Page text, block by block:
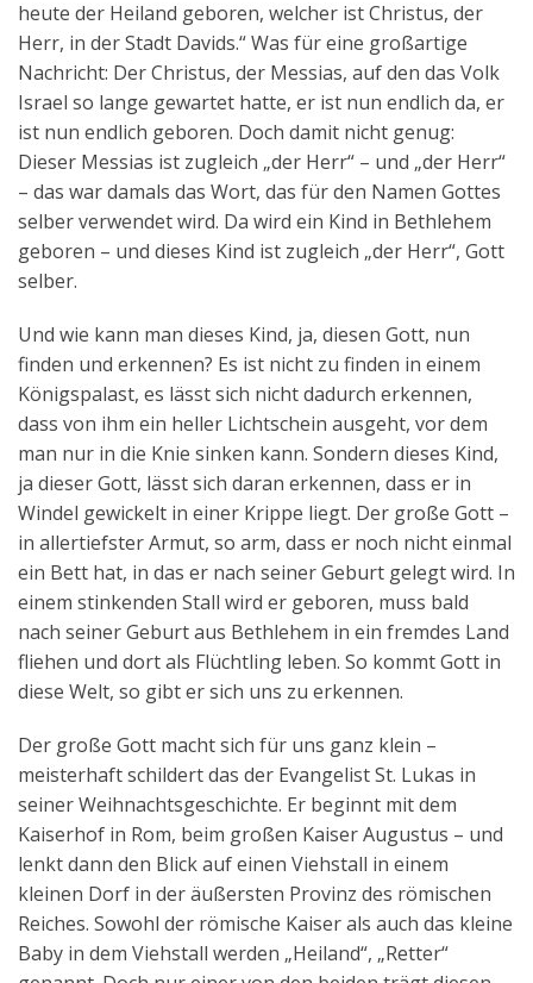
heute der Heiland geboren, welcher ist Christus, der
Herr, in der Stadt Davids.“ Was für eine großartige
Nachricht: Der Christus, der Messias, auf den das Volk
Israel so lange gewartet hatte, er ist nun endlich da, er
ist nun endlich geboren. Doch damit nicht genug:
Dieser Messias ist zugleich „der Herr“ – und „der Herr“
– das war damals das Wort, das für den Namen Gottes
selber verwendet wird. Da wird ein Kind in Bethlehem
geboren – und dieses Kind ist zugleich „der Herr“, Gott
selber.
Und wie kann man dieses Kind, ja, diesen Gott, nun
finden und erkennen? Es ist nicht zu finden in einem
Königspalast, es lässt sich nicht dadurch erkennen,
dass von ihm ein heller Lichtschein ausgeht, vor dem
man nur in die Knie sinken kann. Sondern dieses Kind,
ja dieser Gott, lässt sich daran erkennen, dass er in
Windel gewickelt in einer Krippe liegt. Der große Gott –
in allertiefster Armut, so arm, dass er noch nicht einmal
ein Bett hat, in das er nach seiner Geburt gelegt wird. In
einem stinkenden Stall wird er geboren, muss bald
nach seiner Geburt aus Bethlehem in ein fremdes Land
fliehen und dort als Flüchtling leben. So kommt Gott in
diese Welt, so gibt er sich uns zu erkennen.
Der große Gott macht sich für uns ganz klein –
meisterhaft schildert das der Evangelist St. Lukas in
seiner Weihnachtsgeschichte. Er beginnt mit dem
Kaiserhof in Rom, beim großen Kaiser Augustus – und
lenkt dann den Blick auf einen Viehstall in einem
kleinen Dorf in der äußersten Provinz des römischen
Reiches. Sowohl der römische Kaiser als auch das kleine
Baby in dem Viehstall werden „Heiland“, „Retter“